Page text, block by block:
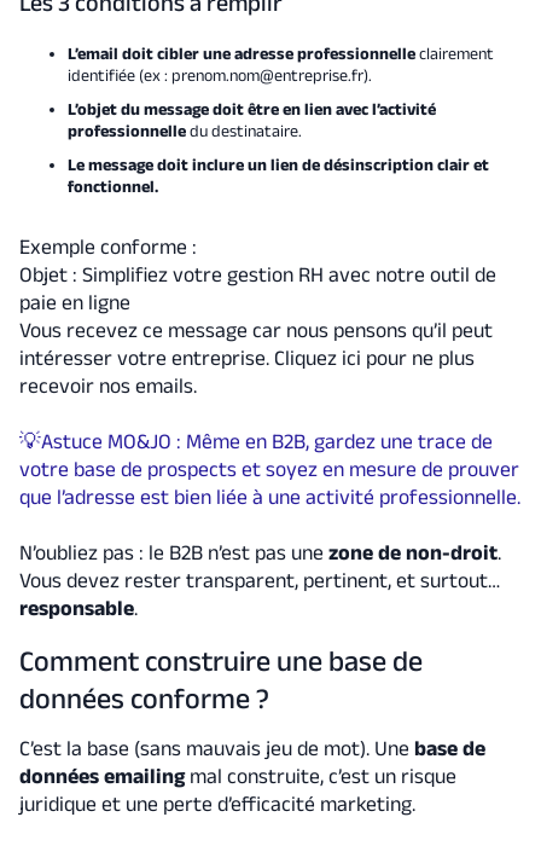
L’email doit cibler une adresse professionnelleclairement
identifiée (ex : prenom.nom@entreprise.fr).
L’objet du message doit être en lien avec l’activité
professionnelledu destinataire.
Le message doit inclure un lien de désinscription clair et
fonctionnel.
Exemple conforme :
Objet : Simplifiez votre gestion RH avec notre outil de
paie en ligne
Vous recevez ce message car nous pensons qu’il peut
intéresser votre entreprise. Cliquez ici pour ne plus
recevoir nos emails.
💡Astuce MO&JO : Même en B2B, gardez une trace de
votre base de prospects et soyez en mesure de prouver
que l’adresse est bien liée à une activité professionnelle.
N’oubliez pas : le B2B n’est pas une zone de non-droit.
Vous devez rester transparent, pertinent, et surtout…
responsable.
Comment construire une base de
données conforme ?
C’est la base (sans mauvais jeu de mot). Une base de
données emailingmal construite, c’est un risque
juridique et une perte d’efficacité marketing.